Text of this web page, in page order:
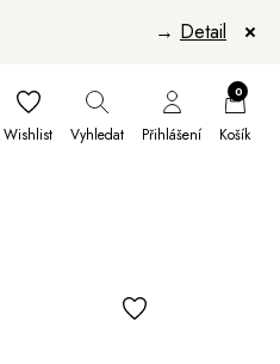
→ Detail
Wishlist Vyhledat Přihlášení
0
Košík